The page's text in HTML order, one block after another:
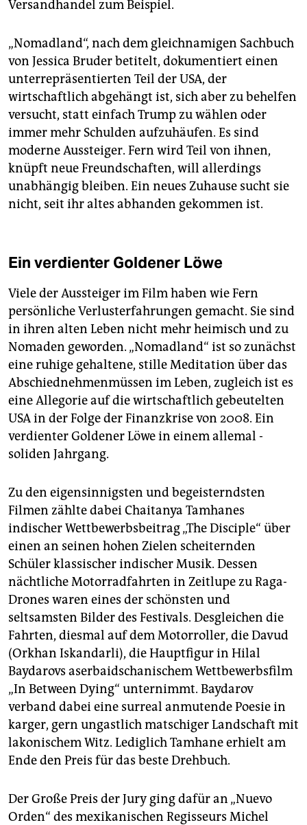
Versandhandel zum Beispiel.
„Nomadland“, nach dem gleichnamigen Sachbuch
von Jessica Bruder betitelt, dokumentiert einen
unterrepräsentierten Teil der USA, der
wirtschaftlich abgehängt ist, sich aber zu behelfen
versucht, statt einfach Trump zu wählen oder
immer mehr Schulden aufzuhäufen. Es sind
moderne Aussteiger. Fern wird Teil von ihnen,
knüpft neue Freundschaften, will allerdings
unabhängig bleiben. Ein neues Zuhause sucht sie
nicht, seit ihr altes abhanden gekommen ist.
Ein verdienter Goldener Löwe
Viele der Aussteiger im Film haben wie Fern
persönliche Verlust­erfahrungen gemacht. Sie sind
in ihren alten Leben nicht mehr heimisch und zu
Nomaden geworden. „Nomadland“ ist so zunächst
eine ruhige gehaltene, stille Meditation über das
Abschiednehmenmüssen im Leben, zugleich ist es
eine Allegorie auf die wirtschaftlich gebeutelten
USA in der Folge der Finanzkrise von 2008. Ein
verdienter Goldener Löwe in einem allemal ­
soliden Jahrgang.
Zu den eigensinnigsten und begeisterndsten
Filmen zählte dabei Chaitanya Tamhanes
indischer Wettbewerbsbeitrag „The Disciple“ über
einen an seinen hohen Zielen scheiternden
Schüler klassischer indischer Musik. Dessen
nächtliche Motorradfahrten in Zeitlupe zu Raga-
Drones waren eines der schönsten und
seltsamsten Bilder des Festivals. Desgleichen die
Fahrten, diesmal auf dem Motorroller, die Davud
(Orkhan Iskandarli), die Hauptfigur in Hilal
Baydarovs aserbaidschanischem Wettbewerbsfilm
„In Between Dying“ unternimmt. Baydarov
verband dabei eine surreal anmutende Poesie in
karger, gern ungastlich matschiger Landschaft mit
lakonischem Witz. Lediglich Tamhane erhielt am
Ende den Preis für das beste Drehbuch.
Der Große Preis der Jury ging dafür an „Nuevo
Orden“ des mexikanischen Regisseurs Michel